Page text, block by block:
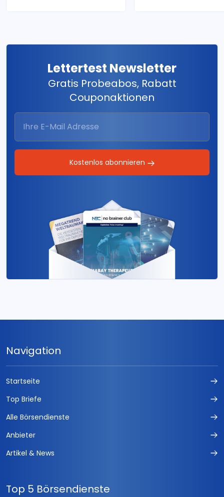
Lettertest Newsletter
Gratis Probeabos, Rabatt
Couponaktionen
Kostenlos abonnieren
Navigation
Startseite
Top Briefe
Alle Börsendienste
Anbieter
Artikel & News
Top 5 Börsendienste